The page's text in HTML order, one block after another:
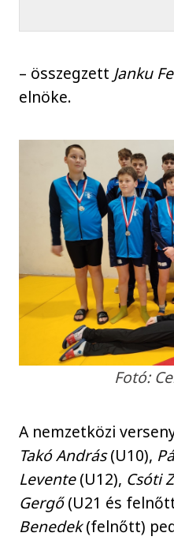
– összegzett Janku
elnöke.
Fotó:
A nemzetközi
Takó András(U10),
Levente(U12), Csóti
Gergő(U21 és
Benedek(felnőtt)